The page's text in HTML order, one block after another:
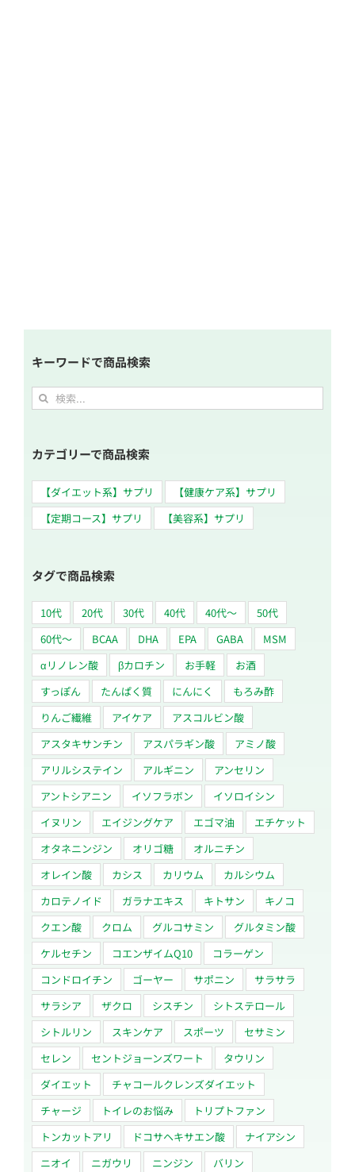
キーワードで商品検索
検
索
カテゴリーで商品検索
【ダイエット系】サプリ
【健康ケア系】サプリ
【定期コース】サプリ
【美容系】サプリ
タグで商品検索
10代 20代 30代 40代 40代～
50代
60代〜
BCAA DHA EPA GABA
MSM
αリノレン酸
βカロチン お手軽
お酒
すっぽん
たんぱく質 にんにく
もろみ酢
りんご繊維
アイケア
アスコルビン酸
アスタキサンチン
アスパラギン酸
アミノ酸
アリルシステイン
アルギニン
アンセリン
アントシアニン
イソフラボン
イソロイシン
イヌリン
エイジングケア エゴマ油
エチケット
オタネニンジン
オリゴ糖
オルニチン
オレイン酸
カシス カリウム
カルシウム
カロテノイド
ガラナエキス キトサン
キノコ
クエン酸
クロム グルコサミン
グルタミン酸
ケルセチン
コエンザイムQ10
コラーゲン
コンドロイチン
ゴーヤー サポニン
サラサラ
サラシア
ザクロ シスチン
シトステロール
シトルリン
スキンケア スポーツ
セサミン
セレン
セントジョーンズワート
タウリン
ダイエット
チャコールクレンズダイエット
チャージ
トイレのお悩み
トリプトファン
トンカットアリ
ドコサヘキサエン酸
ナイアシン
ニオイ
ニガウリ ニンジン
バリン